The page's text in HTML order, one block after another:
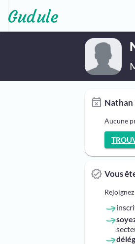
Nathan
Aucune
Vous